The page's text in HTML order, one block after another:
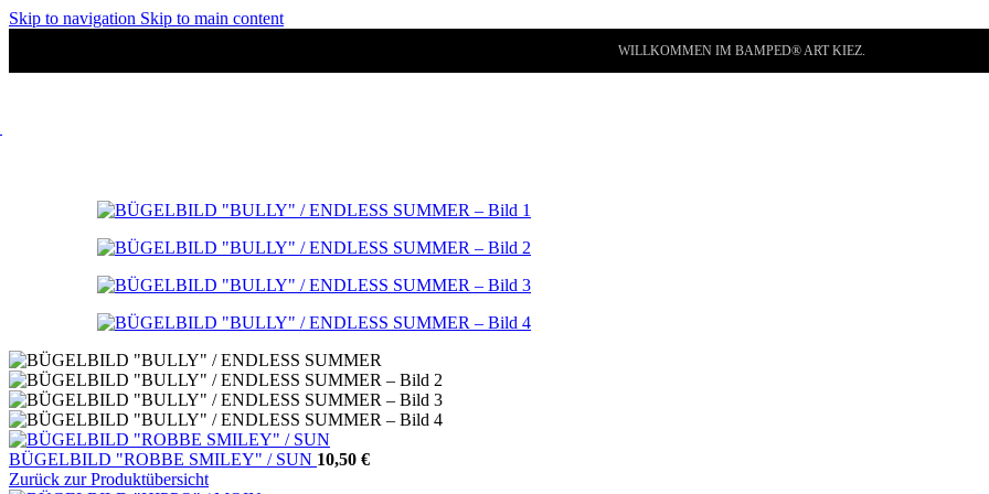
Skip to navigation Skip to main content
WILLKOMMEN IM BAMPED® ART KIEZ.
BÜGELBILD "ROBBE SMILEY" / SUN 10,50 €
Zurück zur Produktübersicht